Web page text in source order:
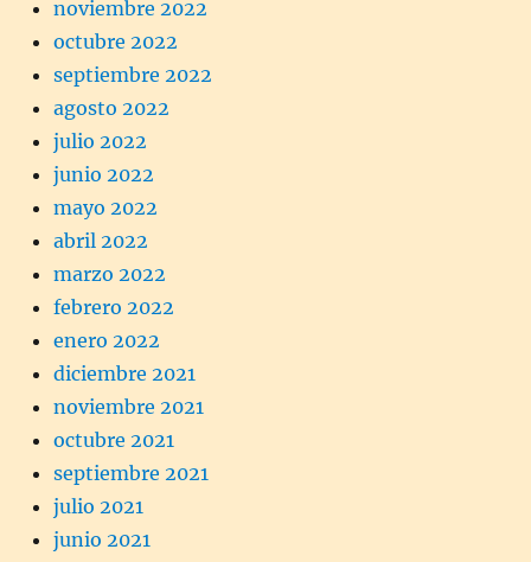
noviembre 2022
octubre 2022
septiembre 2022
agosto 2022
julio 2022
junio 2022
mayo 2022
abril 2022
marzo 2022
febrero 2022
enero 2022
diciembre 2021
noviembre 2021
octubre 2021
septiembre 2021
julio 2021
junio 2021